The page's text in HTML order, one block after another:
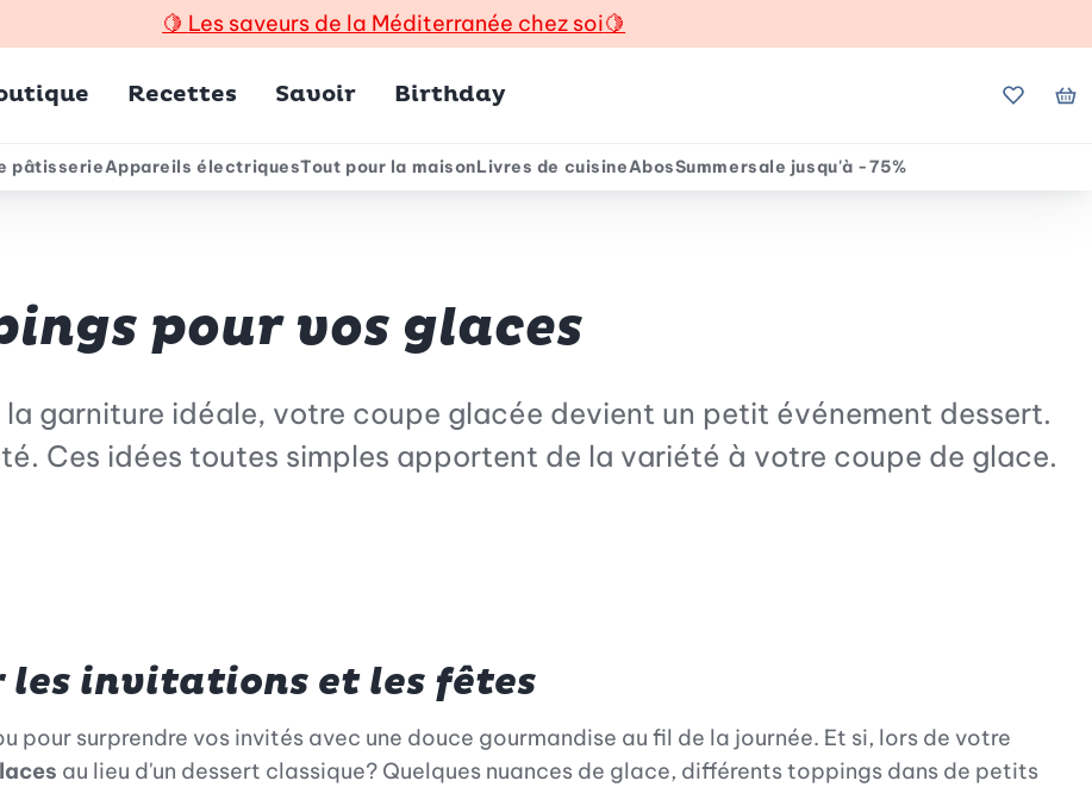
🍋 Les saveurs de la Méditerranée chez soi🍋
Recettes Savoir Birthday Mes
pâtisserieAppareils électriquesTout pour la maisonLivres de cuisineAbosSummersale jusqu'à -75%
pour vos glaces
garniture idéale, votre coupe glacée devient un petit événement dessert.
Ces idées toutes simples apportent de la variété à votre coupe de glace.
les invitations et les fêtes
pour surprendre vos invités avec une douce gourmandise au fil de la journée. Et si, lors de votre
au lieu d'un dessert classique? Quelques nuances de glace, différents toppings dans de petits